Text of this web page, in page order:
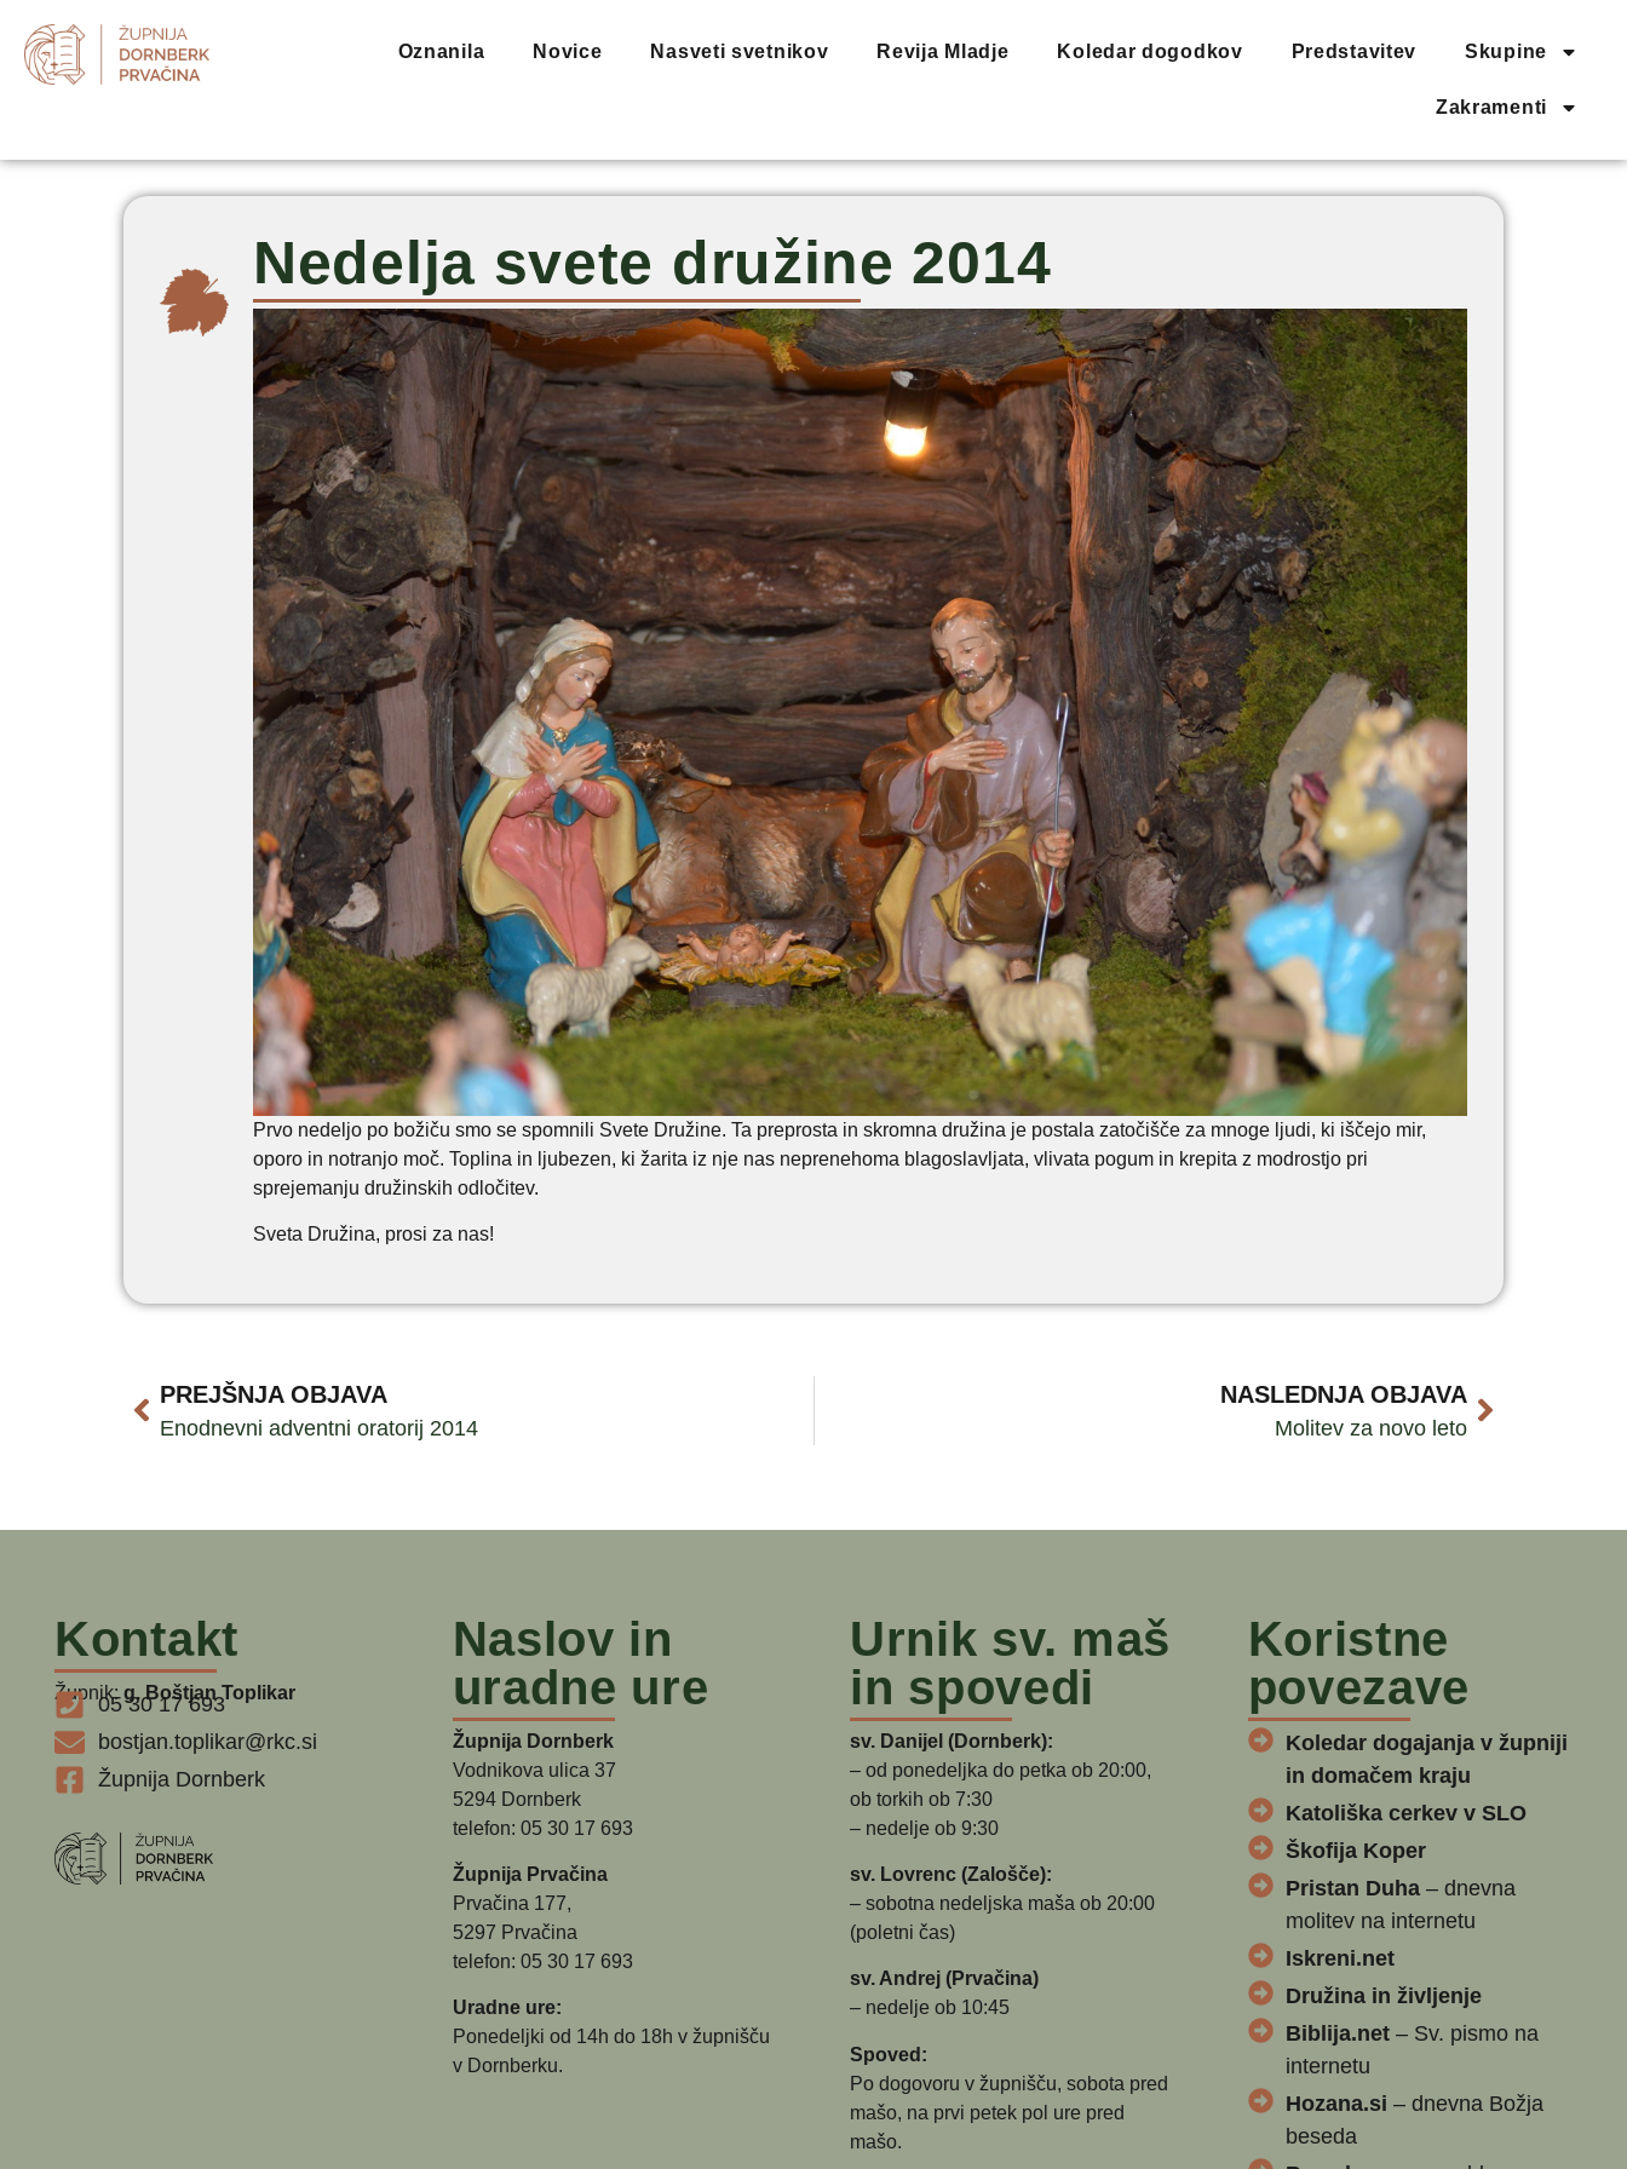
Oznanila Novice Nasveti svetnikov Revija Mladje Koledar dogodkov Predstavitev Skupine
Zakramenti
Nedelja svete družine 2014
Prvo nedeljo po božiču smo se spomnili Svete Družine. Ta preprosta in skromna družina je postala zatočišče za mnoge ljudi, ki iščejo mir,
oporo in notranjo moč. Toplina in ljubezen, ki žarita iz nje nas neprenehoma blagoslavljata, vlivata pogum in krepita z modrostjo pri
sprejemanju družinskih odločitev.
Sveta Družina, prosi za nas!
PREJŠNJA OBJAVA
Enodnevni adventni oratorij 2014
NASLEDNJA OBJAVA
Molitev za novo leto
Kontakt
Župnik:g. Boštjan Toplikar
05 30 17 693
bostjan.toplikar@rkc.si
Župnija Dornberk
Naslov in
uradne ure
Župnija Dornberk
Vodnikova ulica 37
5294 Dornberk
telefon: 05 30 17 693
Župnija Prvačina
Prvačina 177,
5297 Prvačina
telefon: 05 30 17 693
Uradne ure:
Ponedeljki od 14h do 18h v župnišču
v Dornberku.
Urnik sv. maš
in spovedi
sv. Danijel (Dornberk):
– od ponedeljka do petka ob 20:00,
ob torkih ob 7:30
– nedelje ob 9:30
sv. Lovrenc (Zalošče):
– sobotna nedeljska maša ob 20:00
(poletni čas)
sv. Andrej (Prvačina)
– nedelje ob 10:45
Spoved:
Po dogovoru v župnišču, sobota pred
mašo, na prvi petek pol ure pred
mašo.
Koristne
povezave
Koledar dogajanja v župniji
in domačem kraju
Katoliška cerkev v SLO
Škofija Koper
Pristan Duha– dnevna
molitev na internetu
Iskreni.net
Družina in življenje
Biblija.net– Sv. pismo na
internetu
Hozana.si – dnevna Božja
beseda